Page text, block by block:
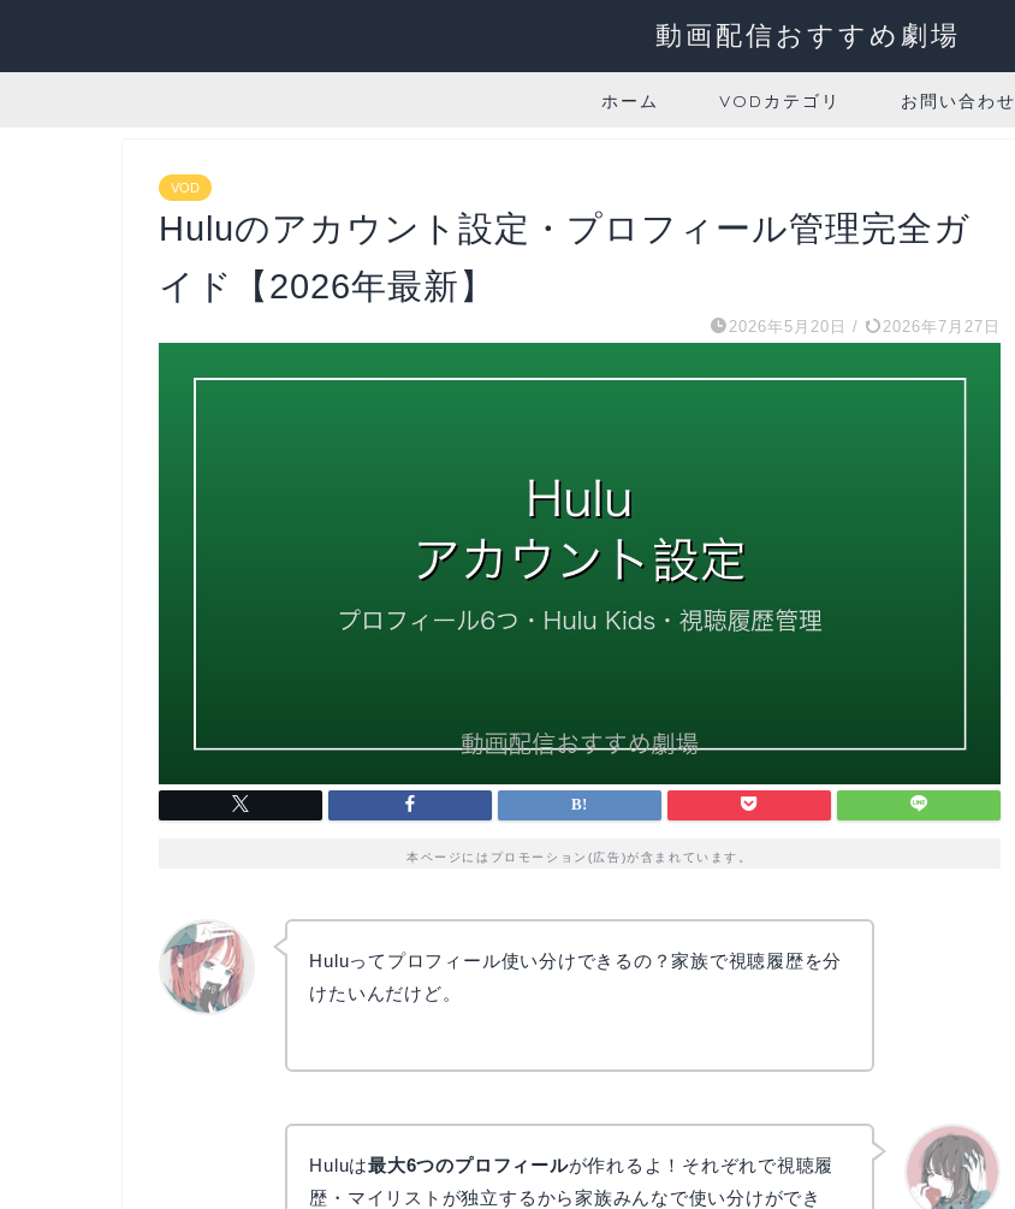
動画配信おすすめ劇場
ホーム VODカテゴリ お問い合わせ
VOD
Huluのアカウント設定・プロフィール管理完全ガ
イド【2026年最新】
2026年5月20日 / 2026年7月27日
本ページにはプロモーション(広告)が含まれています。
Huluってプロフィール使い分けできるの？家族で視聴履歴を分
けたいんだけど。
Huluは最大6つのプロフィールが作れるよ！それぞれで視聴履
歴・マイリストが独立するから家族みんなで使い分けができ